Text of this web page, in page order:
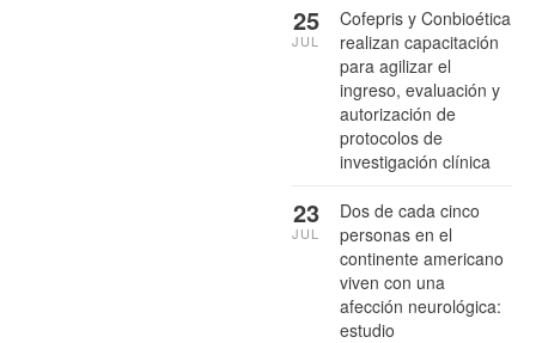
Cofepris y Conbioética
realizan capacitación
para agilizar el
ingreso, evaluación y
autorización de
protocolos de
investigación clínica
25
JUL
Dos de cada cinco
personas en el
continente americano
viven con una
afección neurológica:
estudio
23
JUL